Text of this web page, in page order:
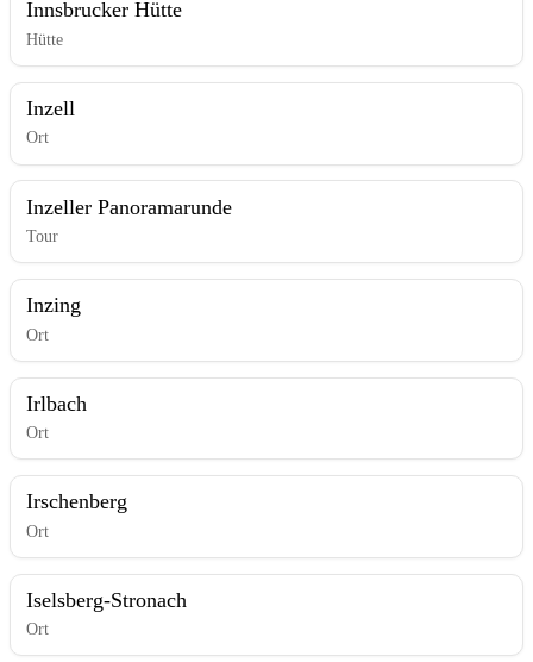
Innsbrucker Hütte
Hütte
Inzell
Ort
Inzeller Panoramarunde
Tour
Inzing
Ort
Irlbach
Ort
Irschenberg
Ort
Iselsberg-Stronach
Ort